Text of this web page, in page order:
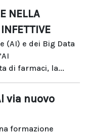
NELLA
(AI) e dei Big Data
di farmaci, la...
via nuovo
formazione